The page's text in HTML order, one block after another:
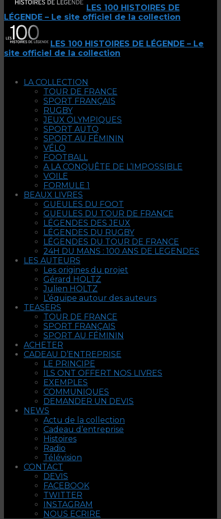
LES 100 HISTOIRES DE
LÉGENDE – Le site officiel de la collection
LES 100 HISTOIRES DE LÉGENDE – Le
site officiel de la collection
LA COLLECTION
TOUR DE FRANCE
SPORT FRANÇAIS
RUGBY
JEUX OLYMPIQUES
SPORT AUTO
SPORT AU FÉMININ
VÉLO
FOOTBALL
A LA CONQUÊTE DE L’IMPOSSIBLE
VOILE
FORMULE 1
BEAUX LIVRES
GUEULES DU FOOT
GUEULES DU TOUR DE FRANCE
LÉGENDES DES JEUX
LÉGENDES DU RUGBY
LÉGENDES DU TOUR DE FRANCE
24H DU MANS : 100 ANS DE LEGENDES
LES AUTEURS
Les origines du projet
Gérard HOLTZ
Julien HOLTZ
L’équipe autour des auteurs
TEASERS
TOUR DE FRANCE
SPORT FRANÇAIS
SPORT AU FÉMININ
ACHETER
CADEAU D’ENTREPRISE
LE PRINCIPE
ILS ONT OFFERT NOS LIVRES
EXEMPLES
COMMUNIQUES
DEMANDER UN DEVIS
NEWS
Actu de la collection
Cadeau d’entreprise
Histoires
Radio
Télévision
CONTACT
DEVIS
FACEBOOK
TWITTER
INSTAGRAM
NOUS ECRIRE